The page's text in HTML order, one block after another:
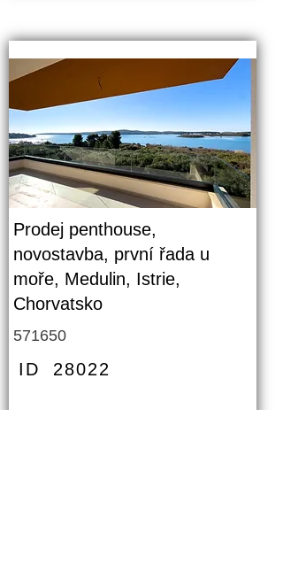
Prodej penthouse,
novostavba, první řada u
moře, Medulin, Istrie,
Chorvatsko
571650
ID 28022